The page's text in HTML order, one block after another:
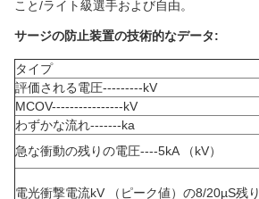
こと/ライト級選手および自由。
サージの防止装置の技術的なデータ:
タイプ
評価される電圧---------kV
MCOV----------------kV
わずかな流れ-------ka
急な衝動の残りの電圧----5kA （kV）
電光衝撃電流kV （ピーク値）の8/20µS残り